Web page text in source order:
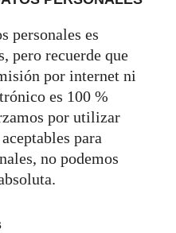
personales es
pero recuerde que
por internet ni
es 100 %
por utilizar
para
no podemos